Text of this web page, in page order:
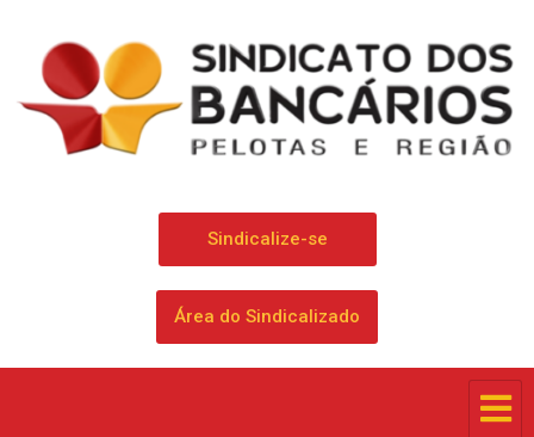
Sindicalize-se
Área do Sindicalizado